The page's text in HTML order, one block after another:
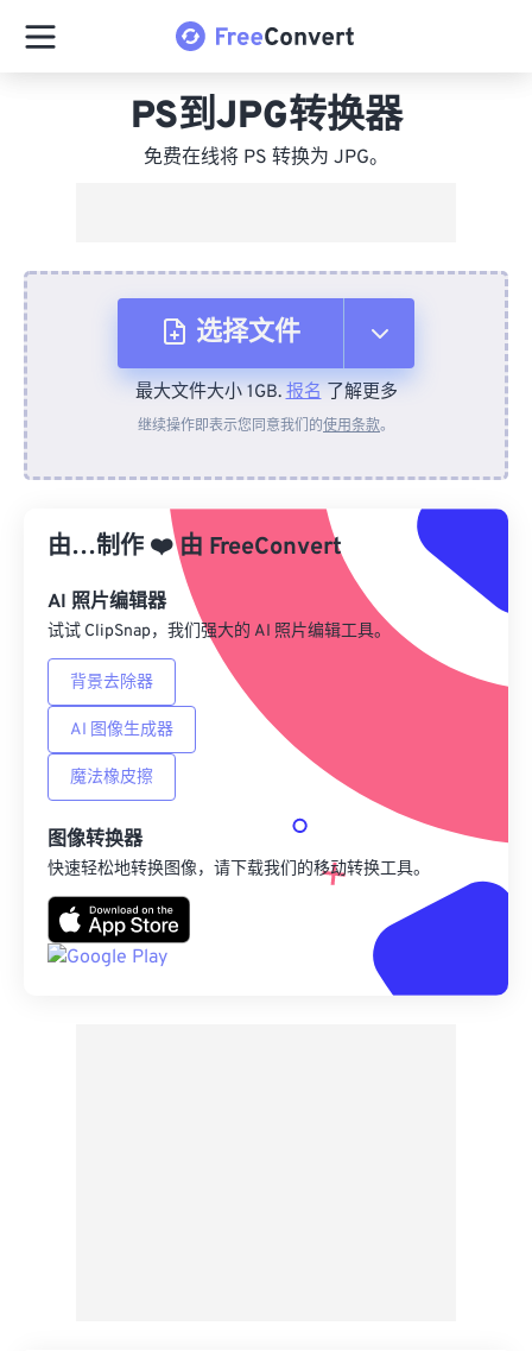
PS到JPG转换器
免费在线将 PS 转换为 JPG。
选择文件
从设备
来自 Google Drive
从 OneDrive
来自网址
最大文件大小 1GB.报名了解更多
继续操作即表示您同意我们的使用条款。
由…制作 ❤️由 FreeConvert
AI 照片编辑器
试试 ClipSnap，我们强大的 AI 照片编辑工具。
背景去除器
AI 图像生成器
魔法橡皮擦
图像转换器
快速轻松地转换图像，请下载我们的移动转换工具。